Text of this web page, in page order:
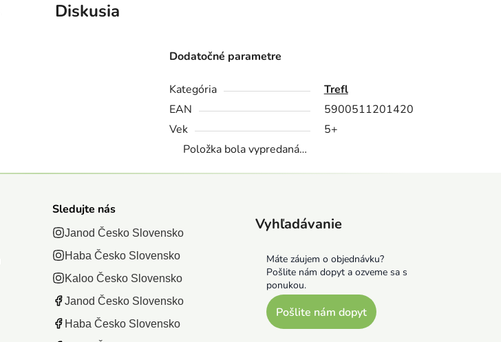
Diskusia
Dodatočné parametre
Kategória
Trefl
EAN
5900511201420
Vek
5+
Položka bola vypredaná…
Sledujte nás
Janod Česko Slovensko
Haba Česko Slovensko
Kaloo Česko Slovensko
Janod Česko Slovensko
Haba Česko Slovensko
Vyhľadávanie
Máte záujem o objednávku?
Pošlite nám dopyt a ozveme sa s
ponukou.
Pošlite nám dopyt